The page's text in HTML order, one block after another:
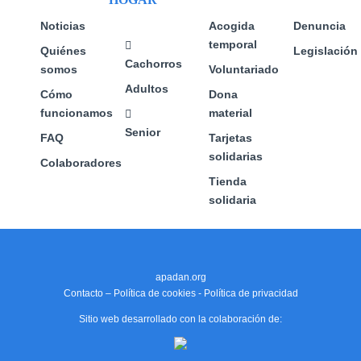
página
producto
de
página
producto
Noticias
Quiénes
somos
Cómo
funcionamos
FAQ
Colaboradores
Cachorros
Adultos
Senior
Acogida
temporal
Voluntariado
Dona
material
Tarjetas
solidarias
Tienda
solidaria
Denuncia
Legislación
apadan.org
Contacto– Política de cookies- Política de privacidad
Sitio web desarrollado con la colaboración de: